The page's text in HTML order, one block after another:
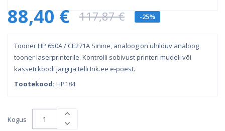
88,40 € 117,87 € -25%
Tooner HP 650A / CE271A Sinine, analoog on ühilduv analoog
tooner laserprinterile. Kontrolli sobivust printeri mudeli või
kasseti koodi järgi ja telli Ink.ee e-poest.
Tootekood: HP184
Kogus